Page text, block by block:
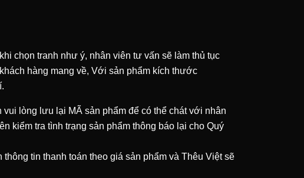
chọn tranh như ý, nhân viên tư vấn sẽ làm thủ tục
hàng mang về, Với sản phẩm kích thước
lòng lưu lại MÃ sản phẩm để có thể chát với nhân
kiểm tra tình trạng sản phẩm thông báo lại cho Quý
tin thanh toán theo giá sản phẩm và Thêu Việt sẽ